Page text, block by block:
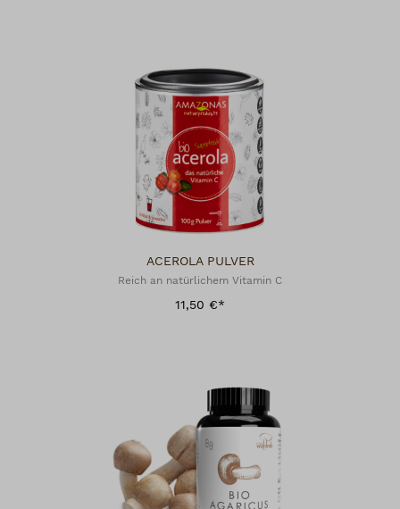
ACEROLA PULVER
Reich an natürlichem Vitamin C
11,50 €*